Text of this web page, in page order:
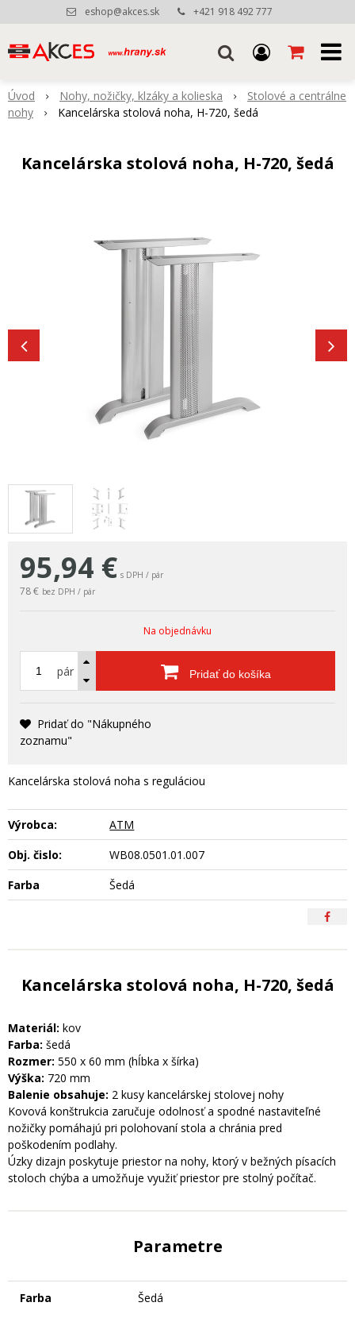
eshop@akces.sk +421 918 492 777
Úvod Nohy, nožičky, klzáky a kolieska
Stolové a centrálne
nohy
Kancelárska stolová noha, H-720, šedá
Kancelárska stolová noha, H-720, šedá
95,94 € s DPH / pár
78 € bez DPH / pár
Na objednávku
pár Pridať do košíka
Pridať do "Nákupného
zoznamu"
Kancelárska stolová noha s reguláciou
Výrobca:
ATM
Obj. čislo:
WB08.0501.01.007
Farba
Šedá
Kancelárska stolová noha, H-720, šedá
Materiál: kov
Farba: šedá
Rozmer: 550 x 60 mm (hĺbka x šírka)
Výška: 720 mm
Balenie obsahuje: 2 kusy kancelárskej stolovej nohy
Kovová konštrukcia zaručuje odolnosť a spodné nastaviteľné
nožičky pomáhajú pri polohovaní stola a chránia pred
poškodením podlahy.
Úzky dizajn poskytuje priestor na nohy, ktorý v bežných písacích
stoloch chýba a umožňuje využiť priestor pre stolný počítač.
Parametre
Farba Šedá